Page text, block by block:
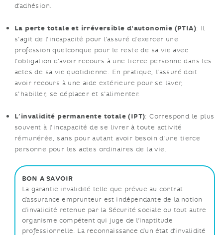
d’adhésion.
La perte totale et irréversible d'autonomie (PTIA): Il
s'agit de l'incapacité pour l'assuré d'exercer une
profession quelconque pour le reste de sa vie avec
l'obligation d'avoir recours à une tierce personne dans les
actes de sa vie quotidienne. En pratique, l'assuré doit
avoir recours à une aide extérieure pour se laver,
s'habiller, se déplacer et s'alimenter.
L’invalidité permanente totale (IPT): Correspond le plus
souvent à l'incapacité de se livrer à toute activité
rémunérée, sans pour autant avoir besoin d'une tierce
personne pour les actes ordinaires de la vie.
BON A SAVOIR
La garantie invalidité telle que prévue au contrat
d’assurance emprunteur est indépendante de la notion
d’invalidité retenue par la Sécurité sociale ou tout autre
organisme compétent qui juge de l’inaptitude
professionnelle. La reconnaissance d’un état d’invalidité